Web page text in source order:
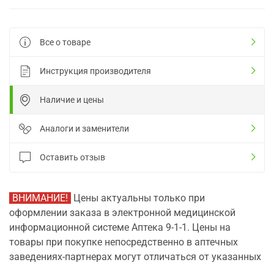
Все о товаре
Инструкция производителя
Наличие и цены
Аналоги и заменители
Оставить отзыв
ВНИМАНИЕ! Цены актуальны только при
оформлении заказа в электронной медицинской
информационной системе Аптека 9-1-1. Цены на
товары при покупке непосредственно в аптечных
заведениях-партнерах могут отличаться от указанных